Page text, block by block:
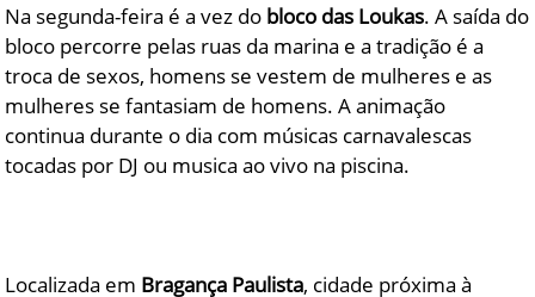
Na segunda-feira é a vez do bloco das Loukas. A saída do
bloco percorre pelas ruas da marina e a tradição é a
troca de sexos, homens se vestem de mulheres e as
mulheres se fantasiam de homens. A animação
continua durante o dia com músicas carnavalescas
tocadas por DJ ou musica ao vivo na piscina.
Localizada em Bragança Paulista, cidade próxima à